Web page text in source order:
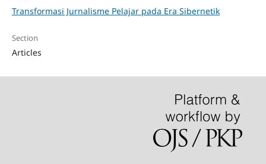
Transformasi Jurnalisme Pelajar pada Era Sibernetik
Section
Articles